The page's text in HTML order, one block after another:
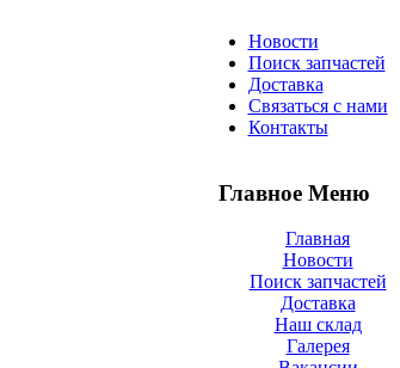
Новости
Поиск запчастей
Доставка
Связаться с нами
Контакты
Главное Меню
Главная
Новости
Поиск запчастей
Доставка
Наш склад
Галерея